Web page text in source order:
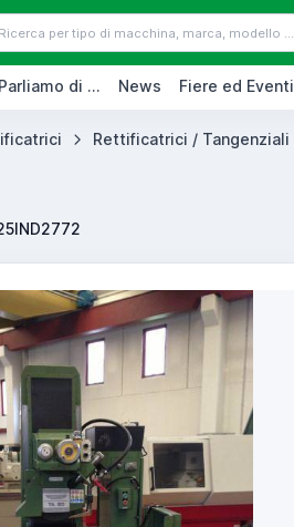
Parliamo di ... News Fiere ed Eventi
Rettificatrici / Tangenziali